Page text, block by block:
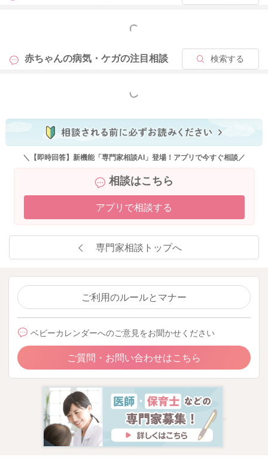
もっと見る
赤ちゃんの病気・ケガの注目相談 検索する
もっと見る
＼【即時回答】新機能「専門家相談AI」登場！アプリで今すぐ相談／
相談はこちら
アプリで相談する
専門家相談トップへ
ご利用のルールとマナー
ベビーカレンダーへのご意見をお聞かせください
ご質問・お問い合わせはこちら